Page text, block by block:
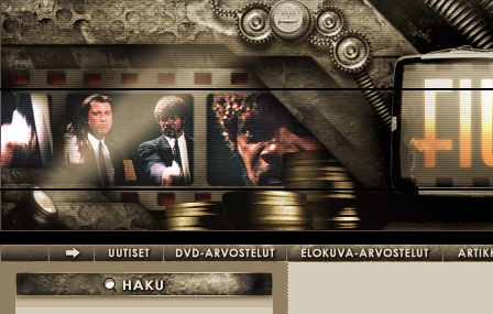
Hyppää pääsisältöön